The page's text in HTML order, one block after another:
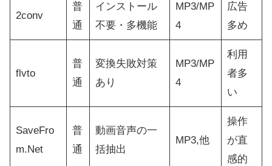
2conv
普
通
インストール
不要・多機能
MP3/MP
4
広告
多め
flvto
普
通
変換失敗対策
あり
MP3/MP
4
利用
者多
い
SaveFro
m.Net
普
通
動画音声の一
括抽出
MP3,他
操作
が直
感的